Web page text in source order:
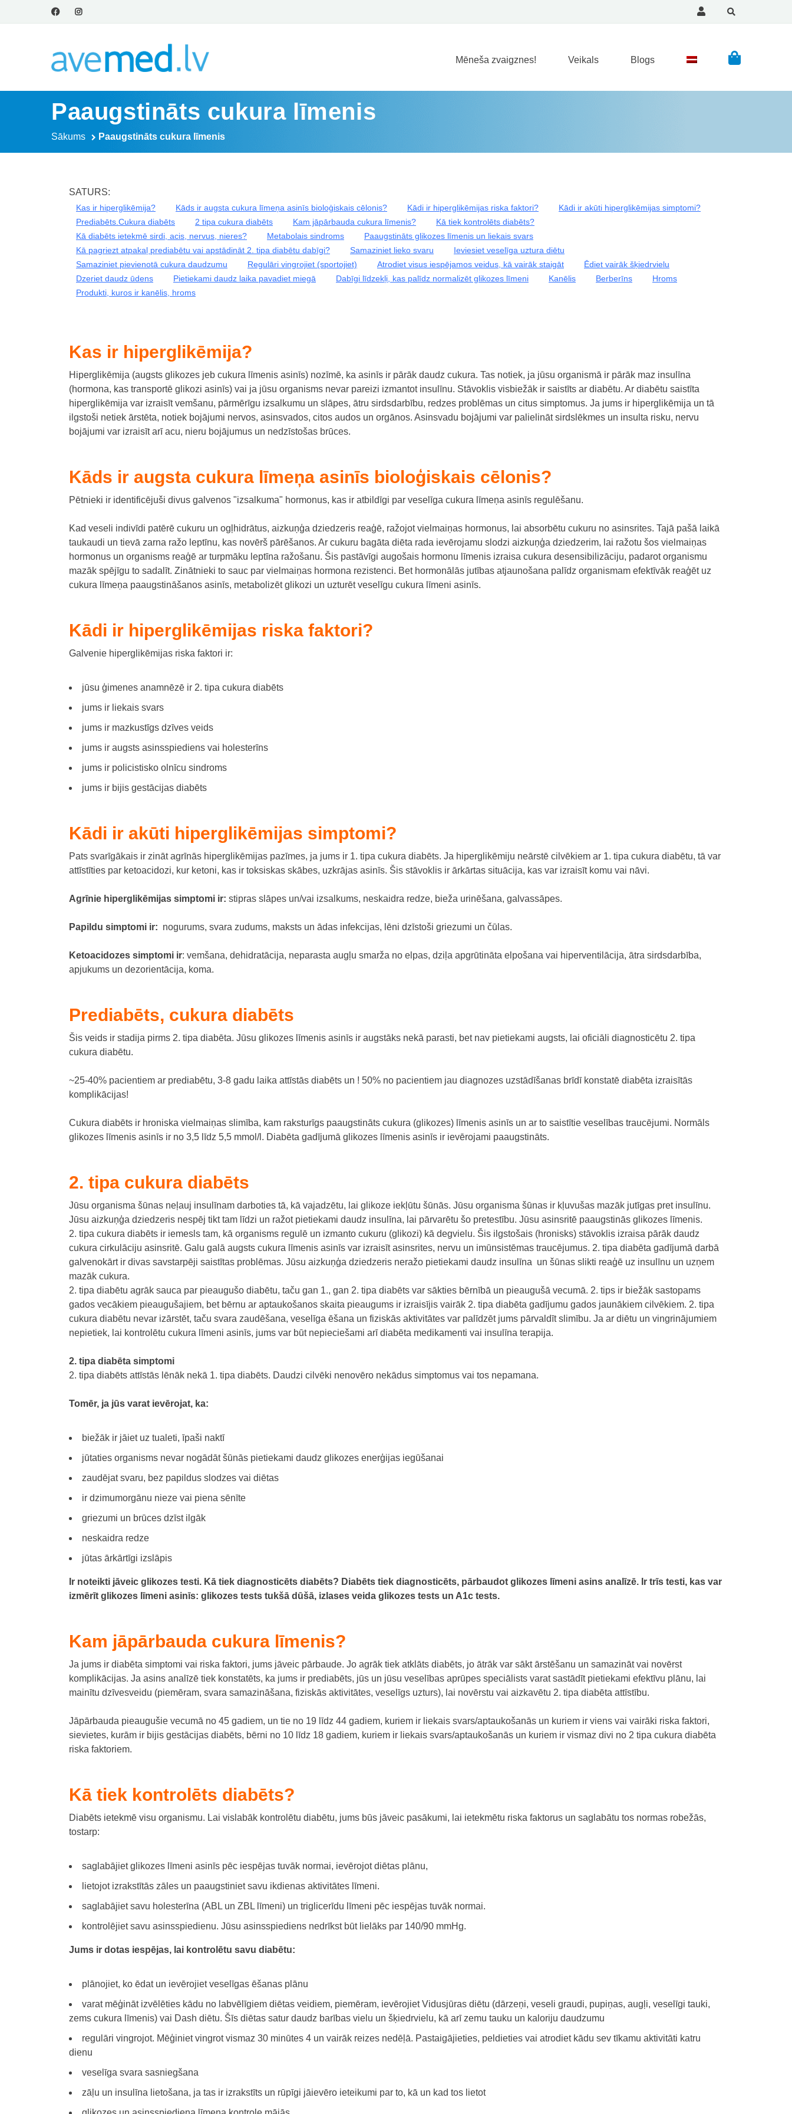
Mēneša zvaigznes! Veikals Blogs
Paaugstināts cukura līmenis
Sākums Paaugstināts cukura līmenis
SATURS:
Kas ir hiperglikēmija? Kāds ir augsta cukura līmeņa asinīs bioloģiskais cēlonis? Kādi ir hiperglikēmijas riska faktori?
Kādi ir akūti hiperglikēmijas simptomi?
Prediabēts.Cukura diabēts
2 tipa cukura diabēts Kam jāpārbauda cukura līmenis?
Kā tiek kontrolēts diabēts?
Kā diabēts ietekmē sirdi, acis, nervus, nieres?
Metabolais sindroms
Paaugstināts glikozes līmenis un liekais svars
Kā pagriezt atpakaļ prediabētu vai apstādināt 2. tipa diabētu dabīgi?
Samaziniet lieko svaru
Ieviesiet veselīga uztura diētu
Samaziniet pievienotā cukura daudzumu
Regulāri vingrojiet (sportojiet) Atrodiet visus iespējamos veidus, kā vairāk staigāt
Ēdiet vairāk šķiedrvielu
Dzeriet daudz ūdens
Pietiekami daudz laika pavadiet miegā Dabīgi līdzekļi, kas palīdz normalizēt glikozes līmeni Kanēlis Berberīns
Hroms
Produkti, kuros ir kanēlis, hroms
Kas ir hiperglikēmija?
Hiperglikēmija (augsts glikozes jeb cukura līmenis asinīs) nozīmē, ka asinīs ir pārāk daudz cukura. Tas notiek, ja jūsu organismā ir pārāk maz insulīna
(hormona, kas transportē glikozi asinīs) vai ja jūsu organisms nevar pareizi izmantot insulīnu. Stāvoklis visbiežāk ir saistīts ar diabētu. Ar diabētu saistīta
hiperglikēmija var izraisīt vemšanu, pārmērīgu izsalkumu un slāpes, ātru sirdsdarbību, redzes problēmas un citus simptomus. Ja jums ir hiperglikēmija un tā
ilgstoši netiek ārstēta, notiek bojājumi nervos, asinsvados, citos audos un orgānos. Asinsvadu bojājumi var palielināt sirdslēkmes un insulta risku, nervu
bojājumi var izraisīt arī acu, nieru bojājumus un nedzīstošas brūces.
Kāds ir augsta cukura līmeņa asinīs bioloģiskais cēlonis?
Pētnieki ir identificējuši divus galvenos "izsalkuma" hormonus, kas ir atbildīgi par veselīga cukura līmeņa asinīs regulēšanu.
Kad veseli indivīdi patērē cukuru un ogļhidrātus, aizkuņģa dziedzeris reaģē, ražojot vielmaiņas hormonus, lai absorbētu cukuru no asinsrites. Tajā pašā laikā
taukaudi un tievā zarna ražo leptīnu, kas novērš pārēšanos. Ar cukuru bagāta diēta rada ievērojamu slodzi aizkuņģa dziedzerim, lai ražotu šos vielmaiņas
hormonus un organisms reaģē ar turpmāku leptīna ražošanu. Šis pastāvīgi augošais hormonu līmenis izraisa cukura desensibilizāciju, padarot organismu
mazāk spējīgu to sadalīt. Zinātnieki to sauc par vielmaiņas hormona rezistenci. Bet hormonālās jutības atjaunošana palīdz organismam efektīvāk reaģēt uz
cukura līmeņa paaugstināšanos asinīs, metabolizēt glikozi un uzturēt veselīgu cukura līmeni asinīs.
Kādi ir hiperglikēmijas riska faktori?
Galvenie hiperglikēmijas riska faktori ir:
jūsu ģimenes anamnēzē ir 2. tipa cukura diabēts
jums ir liekais svars
jums ir mazkustīgs dzīves veids
jums ir augsts asinsspiediens vai holesterīns
jums ir policistisko olnīcu sindroms
jums ir bijis gestācijas diabēts
Kādi ir akūti hiperglikēmijas simptomi?
Pats svarīgākais ir zināt agrīnās hiperglikēmijas pazīmes, ja jums ir 1. tipa cukura diabēts. Ja hiperglikēmiju neārstē cilvēkiem ar 1. tipa cukura diabētu, tā var
attīstīties par ketoacidozi, kur ketoni, kas ir toksiskas skābes, uzkrājas asinīs. Šis stāvoklis ir ārkārtas situācija, kas var izraisīt komu vai nāvi.
Agrīnie hiperglikēmijas simptomi ir: stipras slāpes un/vai izsalkums, neskaidra redze, bieža urinēšana, galvassāpes.
Papildu simptomi ir: nogurums, svara zudums, maksts un ādas infekcijas, lēni dzīstoši griezumi un čūlas.
Ketoacidozes simptomi ir: vemšana, dehidratācija, neparasta augļu smarža no elpas, dziļa apgrūtināta elpošana vai hiperventilācija, ātra sirdsdarbība,
apjukums un dezorientācija, koma.
Prediabēts, cukura diabēts
Šis veids ir stadija pirms 2. tipa diabēta. Jūsu glikozes līmenis asinīs ir augstāks nekā parasti, bet nav pietiekami augsts, lai oficiāli diagnosticētu 2. tipa
cukura diabētu.
~25-40% pacientiem ar prediabētu, 3-8 gadu laika attīstās diabēts un ! 50% no pacientiem jau diagnozes uzstādīšanas brīdī konstatē diabēta izraisītās
komplikācijas!
Cukura diabēts ir hroniska vielmaiņas slimība, kam raksturīgs paaugstināts cukura (glikozes) līmenis asinīs un ar to saistītie veselības traucējumi. Normāls
glikozes līmenis asinīs ir no 3,5 līdz 5,5 mmol/l. Diabēta gadījumā glikozes līmenis asinīs ir ievērojami paaugstināts.
2. tipa cukura diabēts
Jūsu organisma šūnas neļauj insulīnam darboties tā, kā vajadzētu, lai glikoze iekļūtu šūnās. Jūsu organisma šūnas ir kļuvušas mazāk jutīgas pret insulīnu.
Jūsu aizkuņģa dziedzeris nespēj tikt tam līdzi un ražot pietiekami daudz insulīna, lai pārvarētu šo pretestību. Jūsu asinsritē paaugstinās glikozes līmenis.
2. tipa cukura diabēts ir iemesls tam, kā organisms regulē un izmanto cukuru (glikozi) kā degvielu. Šis ilgstošais (hronisks) stāvoklis izraisa pārāk daudz
cukura cirkulāciju asinsritē. Galu galā augsts cukura līmenis asinīs var izraisīt asinsrites, nervu un imūnsistēmas traucējumus. 2. tipa diabēta gadījumā darbā
galvenokārt ir divas savstarpēji saistītas problēmas. Jūsu aizkuņģa dziedzeris neražo pietiekami daudz insulīna un šūnas slikti reaģē uz insulīnu un uzņem
mazāk cukura.
2. tipa diabētu agrāk sauca par pieaugušo diabētu, taču gan 1., gan 2. tipa diabēts var sākties bērnībā un pieaugušā vecumā. 2. tips ir biežāk sastopams
gados vecākiem pieaugušajiem, bet bērnu ar aptaukošanos skaita pieaugums ir izraisījis vairāk 2. tipa diabēta gadījumu gados jaunākiem cilvēkiem. 2. tipa
cukura diabētu nevar izārstēt, taču svara zaudēšana, veselīga ēšana un fiziskās aktivitātes var palīdzēt jums pārvaldīt slimību. Ja ar diētu un vingrinājumiem
nepietiek, lai kontrolētu cukura līmeni asinīs, jums var būt nepieciešami arī diabēta medikamenti vai insulīna terapija.
2. tipa diabēta simptomi
2. tipa diabēts attīstās lēnāk nekā 1. tipa diabēts. Daudzi cilvēki nenovēro nekādus simptomus vai tos nepamana.
Tomēr, ja jūs varat ievērojat, ka:
biežāk ir jāiet uz tualeti, īpaši naktī
jūtaties organisms nevar nogādāt šūnās pietiekami daudz glikozes enerģijas iegūšanai
zaudējat svaru, bez papildus slodzes vai diētas
ir dzimumorgānu nieze vai piena sēnīte
griezumi un brūces dzīst ilgāk
neskaidra redze
jūtas ārkārtīgi izslāpis
Ir noteikti jāveic glikozes testi. Kā tiek diagnosticēts diabēts? Diabēts tiek diagnosticēts, pārbaudot glikozes līmeni asins analīzē. Ir trīs testi, kas var
izmērīt glikozes līmeni asinīs: glikozes tests tukšā dūšā, izlases veida glikozes tests un A1c tests.
Kam jāpārbauda cukura līmenis?
Ja jums ir diabēta simptomi vai riska faktori, jums jāveic pārbaude. Jo agrāk tiek atklāts diabēts, jo ātrāk var sākt ārstēšanu un samazināt vai novērst
komplikācijas. Ja asins analīzē tiek konstatēts, ka jums ir prediabēts, jūs un jūsu veselības aprūpes speciālists varat sastādīt pietiekami efektīvu plānu, lai
mainītu dzīvesveidu (piemēram, svara samazināšana, fiziskās aktivitātes, veselīgs uzturs), lai novērstu vai aizkavētu 2. tipa diabēta attīstību.
Jāpārbauda pieaugušie vecumā no 45 gadiem, un tie no 19 līdz 44 gadiem, kuriem ir liekais svars/aptaukošanās un kuriem ir viens vai vairāki riska faktori,
sievietes, kurām ir bijis gestācijas diabēts, bērni no 10 līdz 18 gadiem, kuriem ir liekais svars/aptaukošanās un kuriem ir vismaz divi no 2 tipa cukura diabēta
riska faktoriem.
Kā tiek kontrolēts diabēts?
Diabēts ietekmē visu organismu. Lai vislabāk kontrolētu diabētu, jums būs jāveic pasākumi, lai ietekmētu riska faktorus un saglabātu tos normas robežās,
tostarp:
saglabājiet glikozes līmeni asinīs pēc iespējas tuvāk normai, ievērojot diētas plānu,
lietojot izrakstītās zāles un paaugstiniet savu ikdienas aktivitātes līmeni.
saglabājiet savu holesterīna (ABL un ZBL līmeni) un triglicerīdu līmeni pēc iespējas tuvāk normai.
kontrolējiet savu asinsspiedienu. Jūsu asinsspiediens nedrīkst būt lielāks par 140/90 mmHg.
Jums ir dotas iespējas, lai kontrolētu savu diabētu:
plānojiet, ko ēdat un ievērojiet veselīgas ēšanas plānu
varat mēģināt izvēlēties kādu no labvēlīgiem diētas veidiem, piemēram, ievērojiet Vidusjūras diētu (dārzeņi, veseli graudi, pupiņas, augļi, veselīgi tauki,
zems cukura līmenis) vai Dash diētu. Šīs diētas satur daudz barības vielu un šķiedrvielu, kā arī zemu tauku un kaloriju daudzumu
regulāri vingrojot. Mēģiniet vingrot vismaz 30 minūtes 4 un vairāk reizes nedēļā. Pastaigājieties, peldieties vai atrodiet kādu sev tīkamu aktivitāti katru
dienu
veselīga svara sasniegšana
zāļu un insulīna lietošana, ja tas ir izrakstīts un rūpīgi jāievēro ieteikumi par to, kā un kad tos lietot